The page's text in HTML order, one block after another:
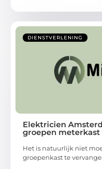
DIENSTVERLENING
Elektricien
groepen meterkast
Het is natuurlijk niet
groepenkast te